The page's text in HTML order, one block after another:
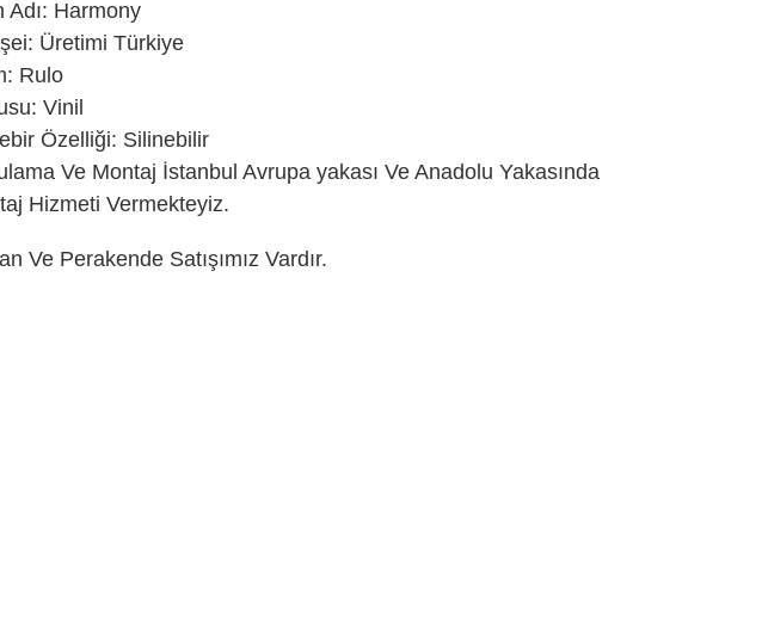
Adı: Harmony
Üretimi Türkiye
Rulo
Vinil
Özelliği: Silinebilir
Ve Montaj İstanbul Avrupa yakası Ve Anadolu Yakasında
Hizmeti Vermekteyiz.
Ve Perakende Satışımız Vardır.